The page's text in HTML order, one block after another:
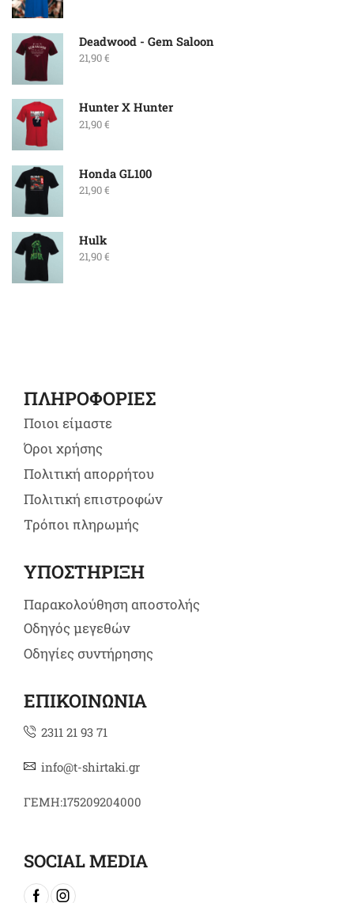
Deadwood - Gem Saloon
21,90€
Hunter X Hunter
21,90€
Honda GL100
21,90€
Hulk
21,90€
ΠΛΗΡΟΦΟΡΙΕΣ
Ποιοι είμαστε
Όροι χρήσης
Πολιτική απορρήτου
Πολιτική επιστροφών
Τρόποι πληρωμής
ΥΠΟΣΤΗΡΙΞΗ
Παρακολούθηση αποστολής
Οδηγός μεγεθών
Οδηγίες συντήρησης
ΕΠΙΚΟΙΝΩΝΙΑ
2311 21 93 71
info@t-shirtaki.gr
ΓΕΜΗ:175209204000
SOCIAL MEDIA